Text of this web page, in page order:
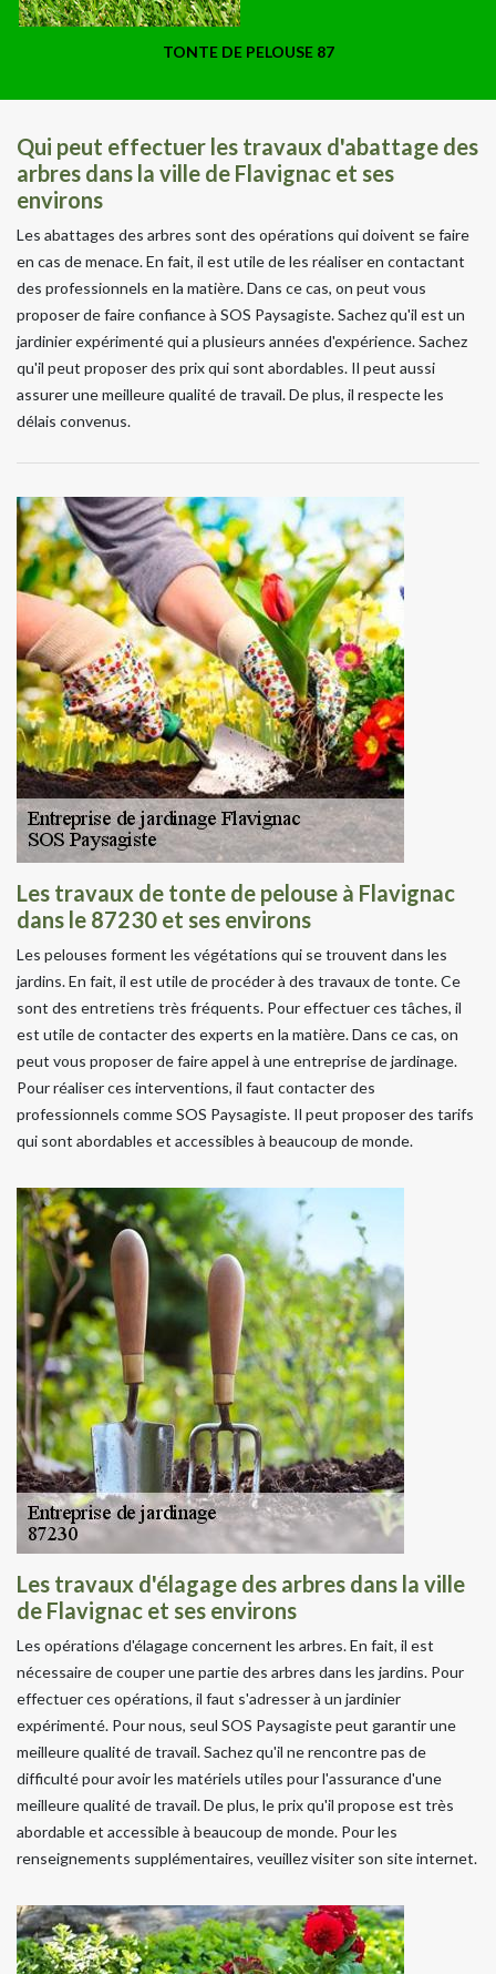
TONTE DE PELOUSE 87
Qui peut effectuer les travaux d'abattage des
arbres dans la ville de Flavignac et ses
environs
Les abattages des arbres sont des opérations qui doivent se faire
en cas de menace. En fait, il est utile de les réaliser en contactant
des professionnels en la matière. Dans ce cas, on peut vous
proposer de faire confiance à SOS Paysagiste. Sachez qu'il est un
jardinier expérimenté qui a plusieurs années d'expérience. Sachez
qu'il peut proposer des prix qui sont abordables. Il peut aussi
assurer une meilleure qualité de travail. De plus, il respecte les
délais convenus.
Les travaux de tonte de pelouse à Flavignac
dans le 87230 et ses environs
Les pelouses forment les végétations qui se trouvent dans les
jardins. En fait, il est utile de procéder à des travaux de tonte. Ce
sont des entretiens très fréquents. Pour effectuer ces tâches, il
est utile de contacter des experts en la matière. Dans ce cas, on
peut vous proposer de faire appel à une entreprise de jardinage.
Pour réaliser ces interventions, il faut contacter des
professionnels comme SOS Paysagiste. Il peut proposer des tarifs
qui sont abordables et accessibles à beaucoup de monde.
Les travaux d'élagage des arbres dans la ville
de Flavignac et ses environs
Les opérations d'élagage concernent les arbres. En fait, il est
nécessaire de couper une partie des arbres dans les jardins. Pour
effectuer ces opérations, il faut s'adresser à un jardinier
expérimenté. Pour nous, seul SOS Paysagiste peut garantir une
meilleure qualité de travail. Sachez qu'il ne rencontre pas de
difficulté pour avoir les matériels utiles pour l'assurance d'une
meilleure qualité de travail. De plus, le prix qu'il propose est très
abordable et accessible à beaucoup de monde. Pour les
renseignements supplémentaires, veuillez visiter son site internet.